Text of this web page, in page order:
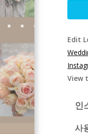
Edit
View
인
사